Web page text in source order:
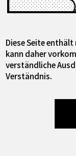
Diese Seite
kann daher
verständliche
Verständnis.